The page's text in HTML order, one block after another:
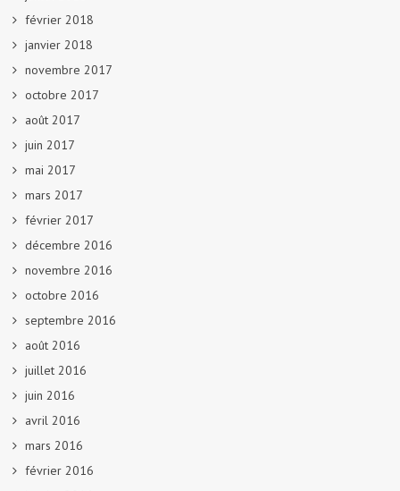
février 2018
janvier 2018
novembre 2017
octobre 2017
août 2017
juin 2017
mai 2017
mars 2017
février 2017
décembre 2016
novembre 2016
octobre 2016
septembre 2016
août 2016
juillet 2016
juin 2016
avril 2016
mars 2016
février 2016